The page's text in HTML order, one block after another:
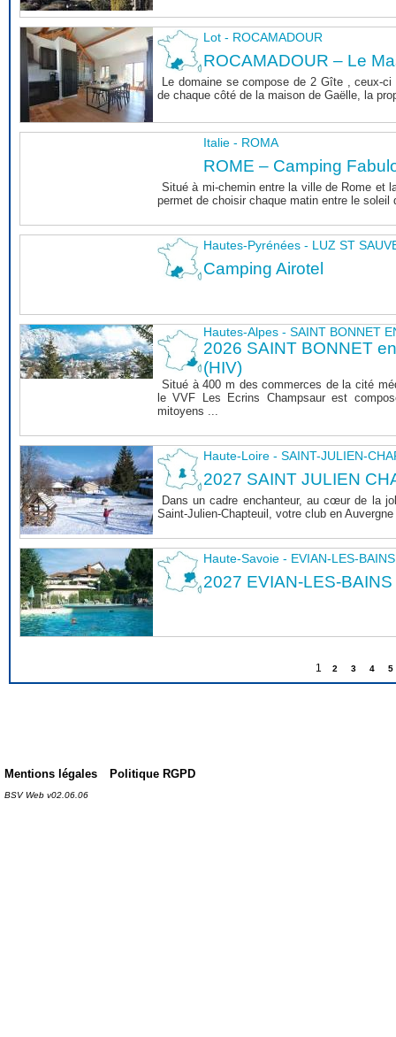
Lot - ROCAMADOUR
ROCAMADOUR – Le
Le domaine se compose de 2 Gîte , ceux-
de chaque côté de la maison de Gaëlle, la
Italie - ROMA
ROME – Camping
Situé à mi-chemin entre la ville de Rome et
permet de choisir chaque matin entre le soleil
Hautes-Pyrénées - LUZ ST
Camping Airotel
Hautes-Alpes - SAINT BONNET
2026 SAINT BONNET
(HIV)
Situé à 400 m des commerces de la cité
le VVF Les Ecrins Champsaur est
mitoyens ...
Haute-Loire - SAINT-JULIEN-
2027 SAINT JULIEN
Dans un cadre enchanteur, au cœur de la
Saint-Julien-Chapteuil, votre club en
Haute-Savoie - EVIAN-LES-BAINS
2027 EVIAN-LES-BAINS
1 2 3 4 5
Mentions légales Politique RGPD
BSV Web v02.06.06